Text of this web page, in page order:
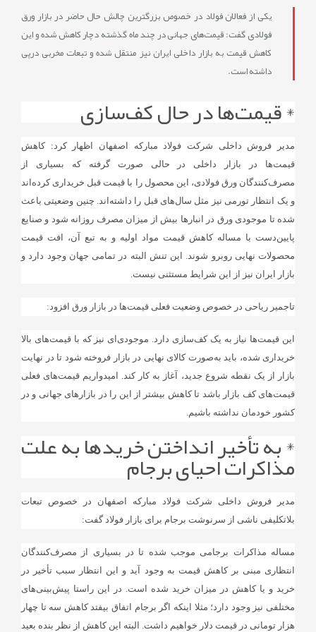
یکی از فعالان فولاد در خصوص بزرگترین چالش حال حاضر در بازار ورق
فولادی گفت: قیمت‌های جهانی در چند ماه گذشته دچار کاهش شده و این
کاهش قیمت به بازار داخلی ایران نیز منتقل شده و تبعات مخربی درپی
داشته است.
* قیمت‌ها در حال کف‌سازی
مدیر فروش داخلی شرکت فولاد مبارکه اصفهان اظهار ‌کرد: کاهش
قیمت‌ها در بازار داخلی در حالی صورت گرفته که بسیاری از
مصرف‌کنندگان ورق فولادی، این محصول را با قیمت قبل خریداری کرده‌اند
و یک انتظار تورمی نیز مثل سال‌های قبل را داشته‌اند. چنین وضعیتی باعث
شده تا موجودی ورق در انبارها بیش از میزان مصرف روزانه شود و صنایع
پایین‌دست با مساله کاهش قیمت مواد اولیه و به تبع آن، افت قیمت
محصولات نهایی روبرو شوند. این تنش البته در تمامی جهان وجود دارد و
بازار ایران نیز از این شرایط مستثنی نیست.
تاجمیر ریاحی در خصوص وضعیت فعلی قیمت‌ها در بازار ورق افزود:
این قیمت‌ها نیاز به یک کف‌سازی دارد. موجودی‌ای نیز که با قیمت‌های بالا
خریداری شده، باید به‌صورت کالای نهایی در بازار فروخته شود تا در نهایت
بازار از یک نقطه شروع جدید، آغاز به کار کند. امیدواریم قیمت‌های فعلی
قیمت‌های کف بازار باشد تا کاهش بیشتر از این را در بازارهای جهانی و در
کشور خودمان نداشته باشیم.
* به تأخیر انداختن خریدها به علت
مذاکرات احیای برجام
مدیر فروش داخلی شرکت فولاد مبارکه اصفهان در خصوص تبعات
بلاتکلیفی ناشی از سرنوشت برجام برای بازار فولاد گفت:
مساله مذاکرات برجامی موجب شده تا در بسیاری از مصرف‌کنندگان
انتظاری مبنی بر کاهش قیمت به وجود آید و این انتظار سبب تأخیر در
خرید و یا کاهش در میزان خرید شده است. در این راستا پیش‌بینی‌های
مختلفی نیز وجود دارد؛ مثلا اینکه اگر برجام اتفاق بیفتد کاهش سه تا چهار
هزار تومانی در قیمت دلار خواهیم داشت. البته این کاهش از نظر بنده بعید